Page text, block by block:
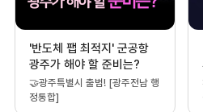
[속보] 광주특별시 초대 부
시장에 백승주·윤난실 지명
#shorts
🤝광주특별시 출범! [광주전남 행
정통합]